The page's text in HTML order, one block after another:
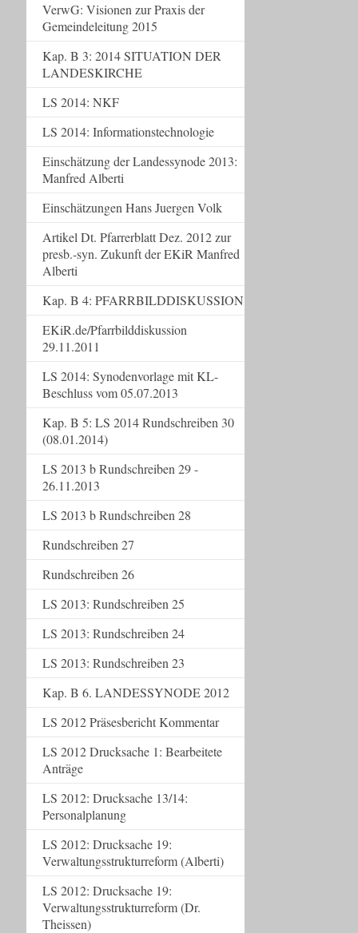
VerwG: Visionen zur Praxis der
Gemeindeleitung 2015
Kap. B 3: 2014 SITUATION DER
LANDESKIRCHE
LS 2014: NKF
LS 2014: Informationstechnologie
Einschätzung der Landessynode 2013:
Manfred Alberti
Einschätzungen Hans Juergen Volk
Artikel Dt. Pfarrerblatt Dez. 2012 zur
presb.-syn. Zukunft der EKiR Manfred
Alberti
Kap. B 4: PFARRBILDDISKUSSION
EKiR.de/Pfarrbilddiskussion
29.11.2011
LS 2014: Synodenvorlage mit KL-
Beschluss vom 05.07.2013
Kap. B 5: LS 2014 Rundschreiben 30
(08.01.2014)
LS 2013 b Rundschreiben 29 -
26.11.2013
LS 2013 b Rundschreiben 28
Rundschreiben 27
Rundschreiben 26
LS 2013: Rundschreiben 25
LS 2013: Rundschreiben 24
LS 2013: Rundschreiben 23
Kap. B 6. LANDESSYNODE 2012
LS 2012 Präsesbericht Kommentar
LS 2012 Drucksache 1: Bearbeitete
Anträge
LS 2012: Drucksache 13/14:
Personalplanung
LS 2012: Drucksache 19:
Verwaltungsstrukturreform (Alberti)
LS 2012: Drucksache 19:
Verwaltungsstrukturreform (Dr.
Theissen)